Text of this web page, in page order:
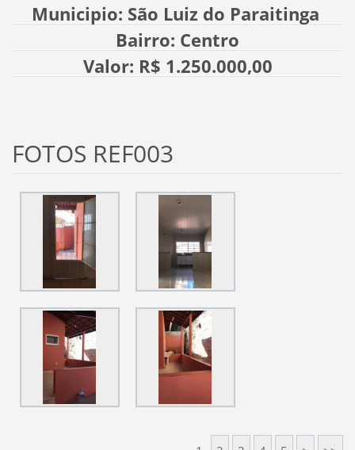
Municipio: São Luiz do Paraitinga
Bairro: Centro
Valor: R$ 1.250.000,00
FOTOS REF003